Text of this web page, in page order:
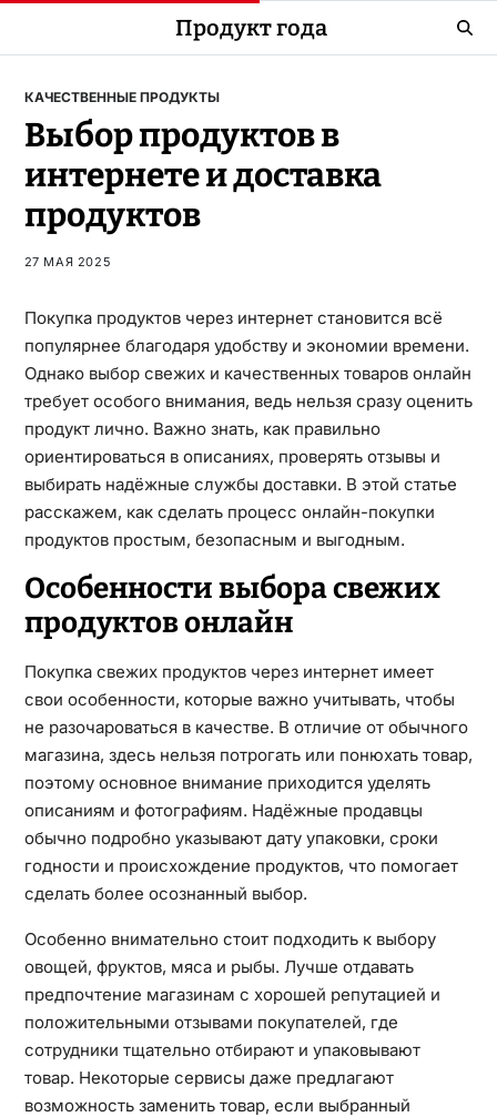
Продукт года
КАЧЕСТВЕННЫЕ ПРОДУКТЫ
Выбор продуктов в
интернете и доставка
продуктов
27 МАЯ 2025
Покупка продуктов через интернет становится всё
популярнее благодаря удобству и экономии времени.
Однако выбор свежих и качественных товаров онлайн
требует особого внимания, ведь нельзя сразу оценить
продукт лично. Важно знать, как правильно
ориентироваться в описаниях, проверять отзывы и
выбирать надёжные службы доставки. В этой статье
расскажем, как сделать процесс онлайн-покупки
продуктов простым, безопасным и выгодным.
Особенности выбора свежих
продуктов онлайн
Покупка свежих продуктов через интернет имеет
свои особенности, которые важно учитывать, чтобы
не разочароваться в качестве. В отличие от обычного
магазина, здесь нельзя потрогать или понюхать товар,
поэтому основное внимание приходится уделять
описаниям и фотографиям. Надёжные продавцы
обычно подробно указывают дату упаковки, сроки
годности и происхождение продуктов, что помогает
сделать более осознанный выбор.
Особенно внимательно стоит подходить к выбору
овощей, фруктов, мяса и рыбы. Лучше отдавать
предпочтение магазинам с хорошей репутацией и
положительными отзывами покупателей, где
сотрудники тщательно отбирают и упаковывают
товар. Некоторые сервисы даже предлагают
возможность заменить товар, если выбранный